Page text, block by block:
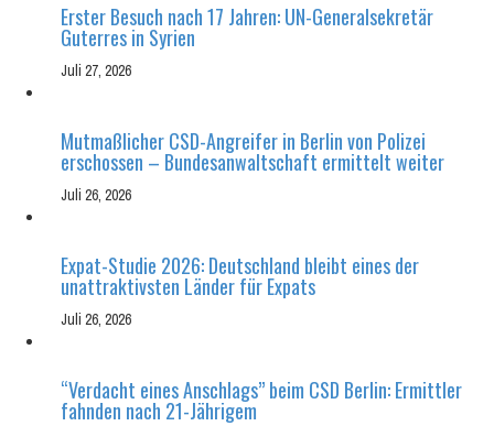
Erster Besuch nach 17 Jahren: UN-Generalsekretär
Guterres in Syrien
Juli 27, 2026
Mutmaßlicher CSD-Angreifer in Berlin von Polizei
erschossen – Bundesanwaltschaft ermittelt weiter
Juli 26, 2026
Expat-Studie 2026: Deutschland bleibt eines der
unattraktivsten Länder für Expats
Juli 26, 2026
“Verdacht eines Anschlags” beim CSD Berlin: Ermittler
fahnden nach 21-Jährigem